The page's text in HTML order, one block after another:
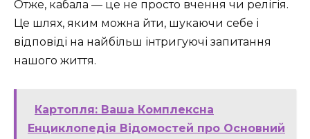
Отже, кабала — це не просто вчення чи релігія.
Це шлях, яким можна йти, шукаючи себе і
відповіді на найбільш інтригуючі запитання
нашого життя.
Картопля: Ваша Комплексна
Енциклопедія Відомостей про Основний